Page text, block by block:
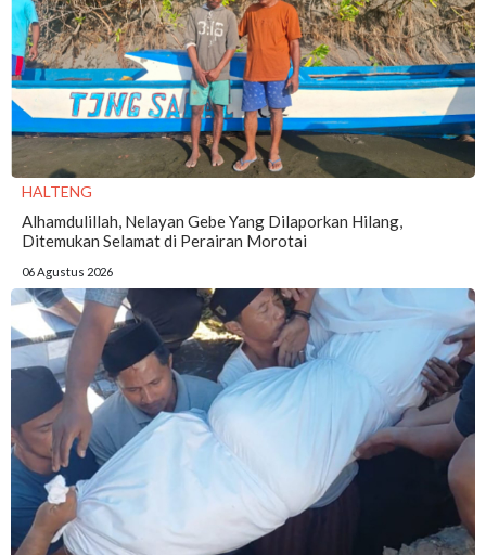
HALTENG
Alhamdulillah, Nelayan Gebe Yang Dilaporkan Hilang,
Ditemukan Selamat di Perairan Morotai
06 Agustus 2026